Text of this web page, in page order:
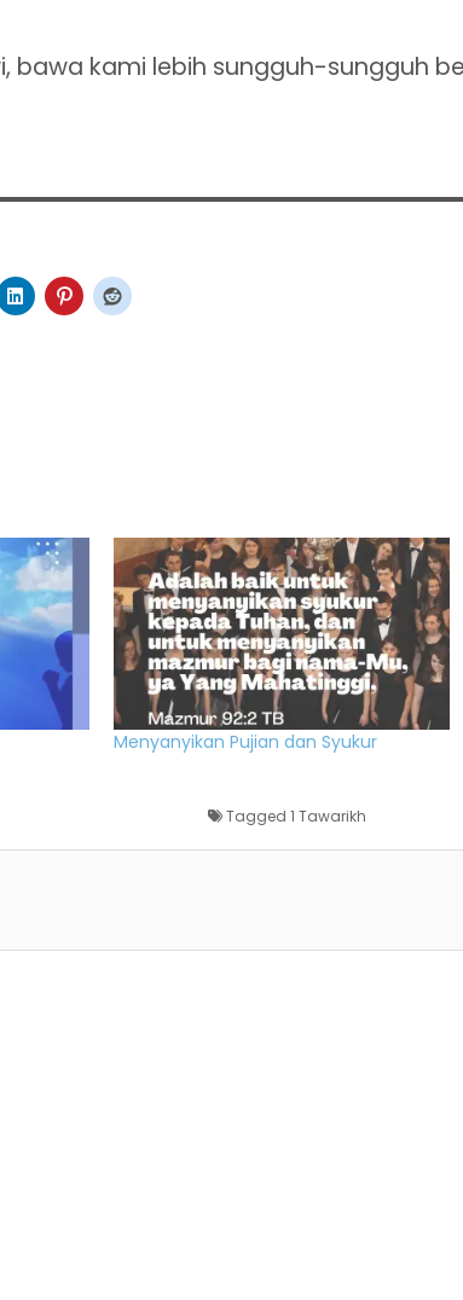
bawa kami lebih sungguh-sungguh
Menyanyikan Pujian dan Syukur
Tagged1 Tawarikh